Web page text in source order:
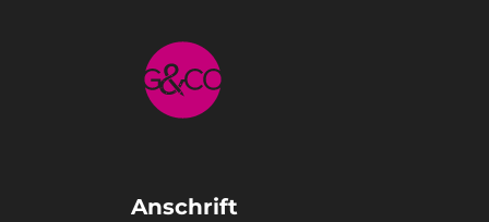
Anschrift